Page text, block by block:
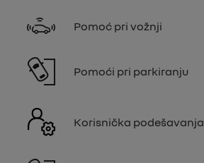
Pomoć pri vožnji
Pomoći pri parkiranju
Korisnička podešavanja